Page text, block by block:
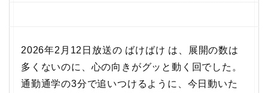
2026年2月12日放送の ばけばけ は、展開の数は
多くないのに、心の向きがグッと動く回でした。
通勤通学の3分で追いつけるように、今日動いた